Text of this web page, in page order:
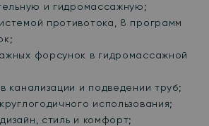
и гидромассажную;
противотока, 8 программ
форсунок в гидромассажной
канализации и подведении труб;
использования;
стиль и комфорт;